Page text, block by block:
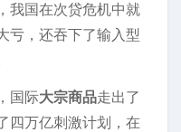
我国在次贷危机中就
亏，还吞下了输入型
国际大宗商品走出了
四万亿刺激计划，在